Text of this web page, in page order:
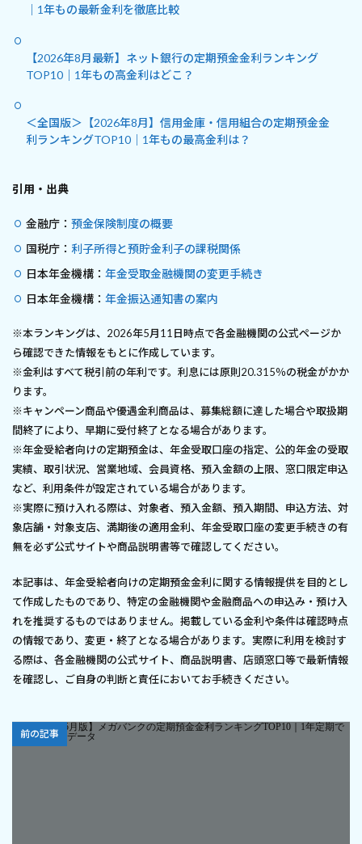
｜1年もの最新金利を徹底比較
【2026年8月最新】ネット銀行の定期預金金利ランキング
TOP10｜1年もの高金利はどこ？
＜全国版＞【2026年8月】信用金庫・信用組合の定期預金金
利ランキングTOP10｜1年もの最高金利は？
引用・出典
金融庁： 預金保険制度の概要
国税庁： 利子所得と預貯金利子の課税関係
日本年金機構： 年金受取金融機関の変更手続き
日本年金機構： 年金振込通知書の案内
※本ランキングは、2026年5月11日時点で各金融機関の公式ページか
ら確認できた情報をもとに作成しています。
※金利はすべて税引前の年利です。利息には原則20.315％の税金がかか
ります。
※キャンペーン商品や優遇金利商品は、募集総額に達した場合や取扱期
間終了により、早期に受付終了となる場合があります。
※年金受給者向けの定期預金は、年金受取口座の指定、公的年金の受取
実績、取引状況、営業地域、会員資格、預入金額の上限、窓口限定申込
など、利用条件が設定されている場合があります。
※実際に預け入れる際は、対象者、預入金額、預入期間、申込方法、対
象店舗・対象支店、満期後の適用金利、年金受取口座の変更手続きの有
無を必ず公式サイトや商品説明書等で確認してください。
本記事は、年金受給者向けの定期預金金利に関する情報提供を目的とし
て作成したものであり、特定の金融機関や金融商品への申込み・預け入
れを推奨するものではありません。掲載している金利や条件は確認時点
の情報であり、変更・終了となる場合があります。実際に利用を検討す
る際は、各金融機関の公式サイト、商品説明書、店頭窓口等で最新情報
を確認し、ご自身の判断と責任においてお手続きください。
前の記事